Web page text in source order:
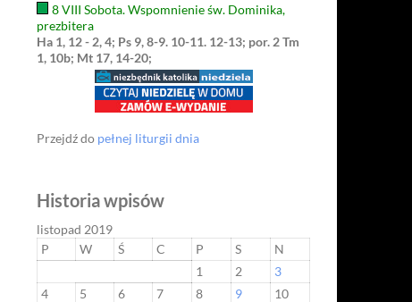
8 VIII Sobota. Wspomnienie św. Dominika,
prezbitera
Ha 1, 12 - 2, 4; Ps 9, 8-9. 10-11. 12-13; por. 2 Tm
1, 10b; Mt 17, 14-20;
Przejdź do pełnej liturgii dnia
Historia wpisów
listopad 2019
P
W Ś C P S
N
1
2
3
4
5 6 7 8 9
10